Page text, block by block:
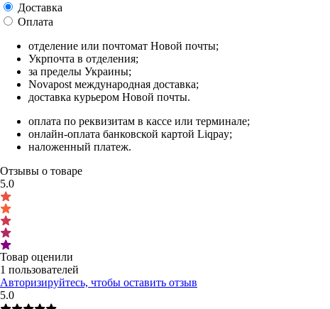
Доставка
Оплата
отделение или почтомат Новой почты;
Укрпочта в отделения;
за пределы Украины;
Novapost международная доставка;
доставка курьером Новой почты.
оплата по реквизитам в кассе или терминале;
онлайн-оплата банковской картой Liqpay;
наложенный платеж.
Отзывы о товаре
5.0
Товар оценили
1 пользователей
Авторизируйтесь, чтобы оставить отзыв
5.0